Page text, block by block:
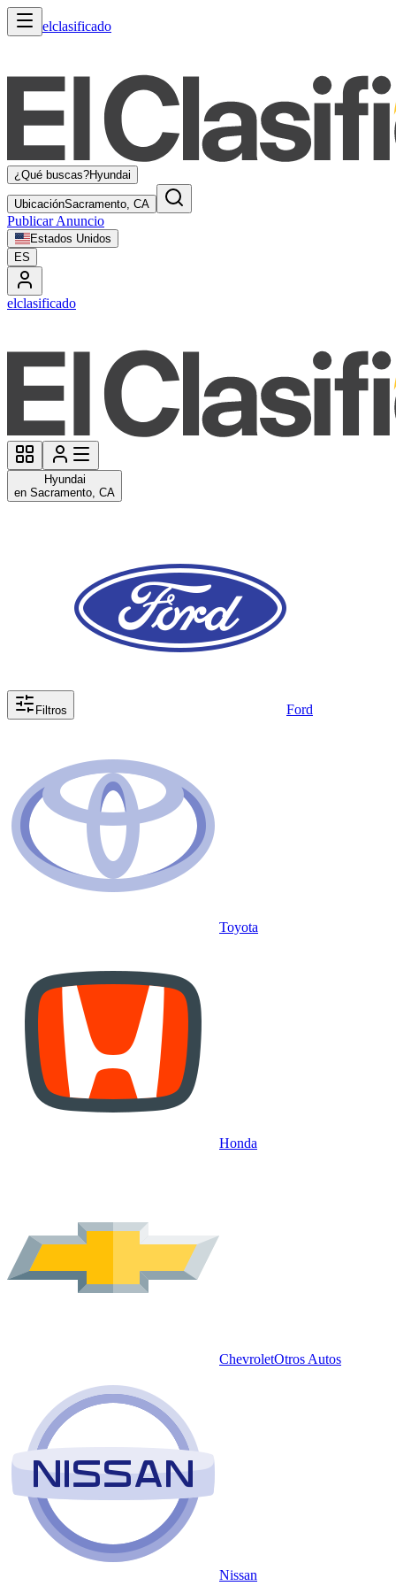
elclasificado
¿Qué buscas?Hyundai
UbicaciónSacramento, CA
Publicar Anuncio
Estados Unidos
ES
elclasificado
Hyundai
en Sacramento, CA
Filtros Ford
Toyota
Honda
ChevroletOtros Autos
Nissan